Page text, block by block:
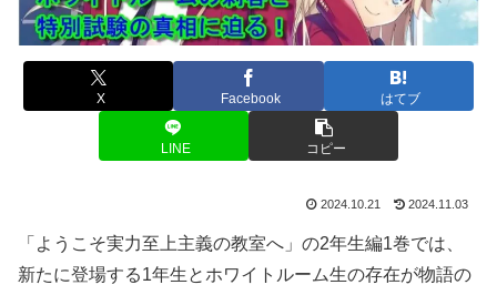
X Facebook はてブ
LINE コピー
2024.10.21 2024.11.03
「ようこそ実力至上主義の教室へ」の2年生編1巻では、
新たに登場する1年生とホワイトルーム生の存在が物語の